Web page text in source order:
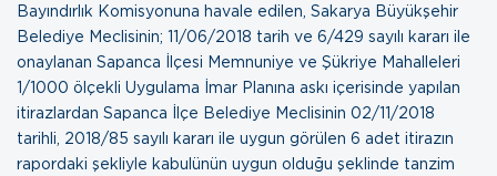
Bayındırlık Komisyonuna havale edilen, Sakarya Büyükşehir
Belediye Meclisinin; 11/06/2018 tarih ve 6/429 sayılı kararı ile
onaylanan Sapanca İlçesi Memnuniye ve Şükriye Mahalleleri
1/1000 ölçekli Uygulama İmar Planına askı içerisinde yapılan
itirazlardan Sapanca İlçe Belediye Meclisinin 02/11/2018
tarihli, 2018/85 sayılı kararı ile uygun görülen 6 adet itirazın
rapordaki şekliyle kabulünün uygun olduğu şeklinde tanzim